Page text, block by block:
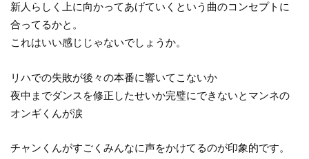
新人らしく上に向かってあげていくという曲のコンセプトに
合ってるかと。
これはいい感じじゃないでしょうか。
リハでの失敗が後々の本番に響いてこないか
夜中までダンスを修正したせいか完璧にできないとマンネの
オンギくんが涙
チャンくんがすごくみんなに声をかけてるのが印象的です。